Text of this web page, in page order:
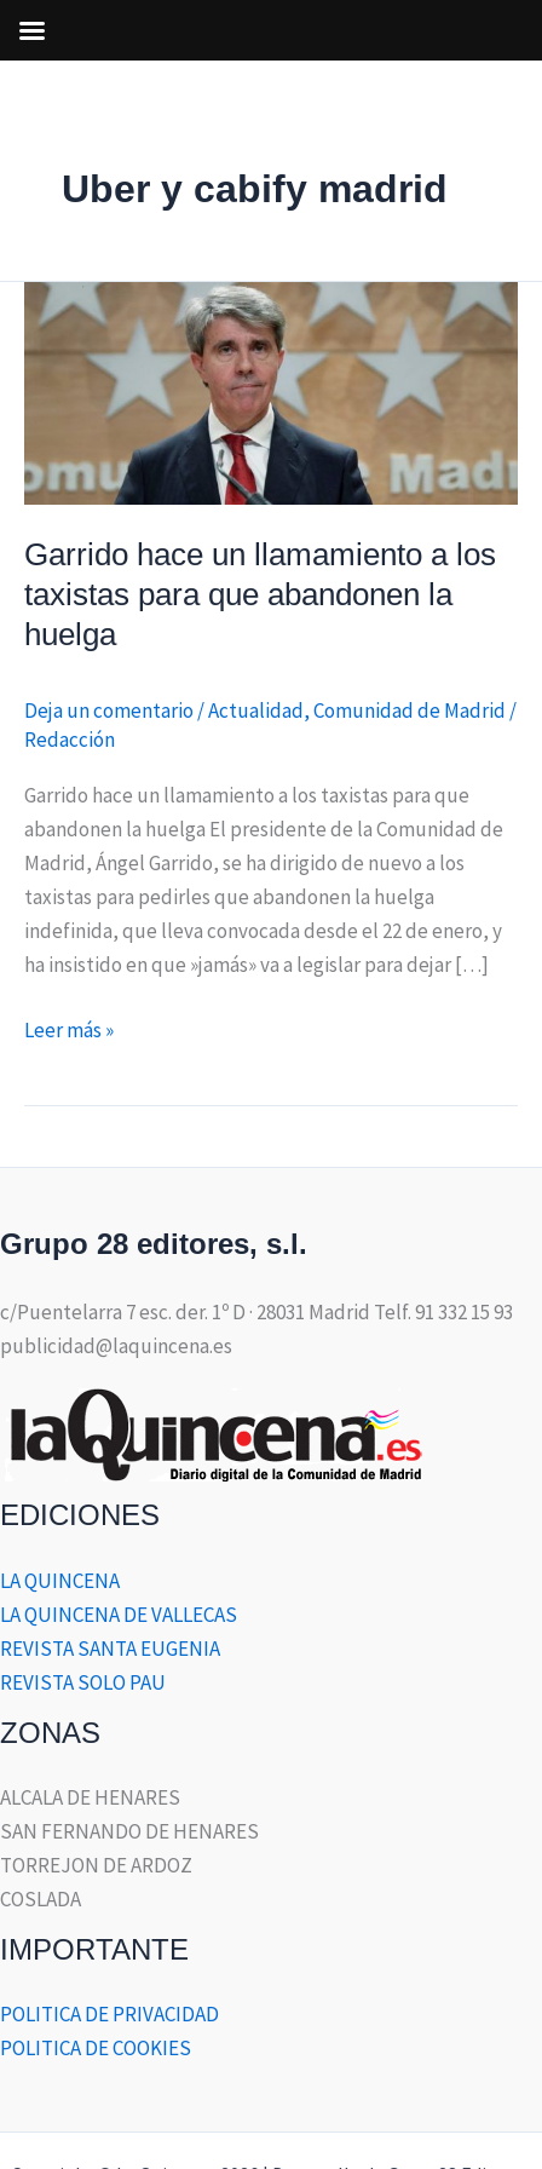
Uber y cabify madrid
Garrido hace un llamamiento a los
taxistas para que abandonen la
huelga
Deja un comentario/Actualidad,Comunidad de Madrid /
Redacción
Garrido hace un llamamiento a los taxistas para que
abandonen la huelga El presidente de la Comunidad de
Madrid, Ángel Garrido, se ha dirigido de nuevo a los
taxistas para pedirles que abandonen la huelga
indefinida, que lleva convocada desde el 22 de enero, y
ha insistido en que »jamás» va a legislar para dejar […]
Garrido
hace
llamamiento
los
taxistas
que
abandonen
la
Leer más »
Grupo 28 editores, s.l.
c/Puentelarra 7 esc. der. 1º D · 28031 Madrid Telf. 91 332 15 93
publicidad@laquincena.es
EDICIONES
LA QUINCENA
LA QUINCENA DE VALLECAS
REVISTA SANTA EUGENIA
REVISTA SOLO PAU
ZONAS
ALCALA DE HENARES
SAN FERNANDO DE HENARES
TORREJON DE ARDOZ
COSLADA
IMPORTANTE
POLITICA DE PRIVACIDAD
POLITICA DE COOKIES